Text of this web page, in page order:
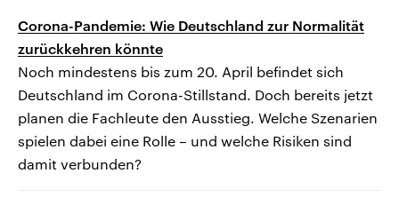
Corona-Pandemie: Wie Deutschland zur Normalität
zurückkehren könnte
Noch mindestens bis zum 20. April befindet sich
Deutschland im Corona-Stillstand. Doch bereits jetzt
planen die Fachleute den Ausstieg. Welche Szenarien
spielen dabei eine Rolle – und welche Risiken sind
damit verbunden?